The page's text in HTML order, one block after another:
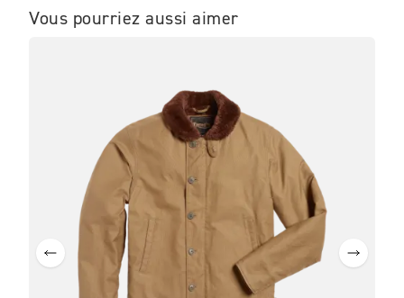
Vous pourriez aussi aimer